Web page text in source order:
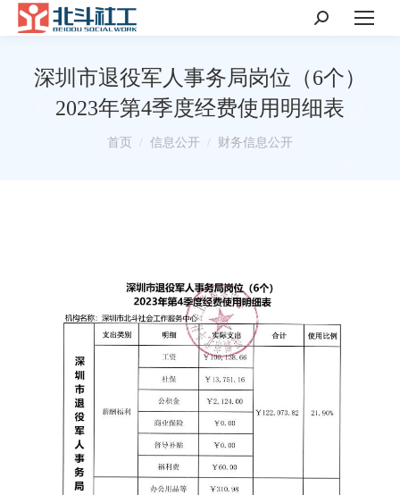
搜
深圳市退役军人事务局岗位（6个）
2023年第4季度经费使用明细表
你在这里：
首页 信息公开 财务信息公开